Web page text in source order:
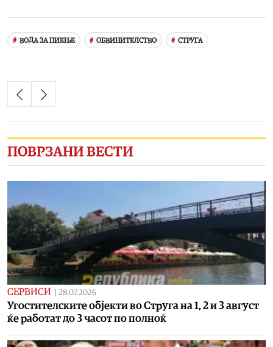
ВОДА ЗА ПИЕЊЕ ОБВИНИТЕЛСТВО СТРУГА
ПОВРЗАНИ ВЕСТИ
СЕРВИСИ 28.07.2026
Угостителските објекти во Струга на 1, 2 и 3 август
ќе работат до 3 часот по полноќ